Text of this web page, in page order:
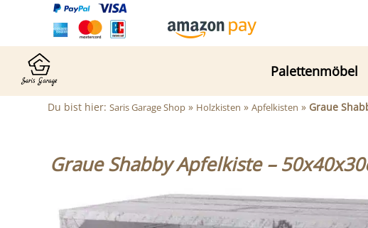
Palettenmöbel
Du bist hier: Saris Garage Shop » Holzkisten » Apfelkisten » Graue
Graue Shabby Apfelkiste –